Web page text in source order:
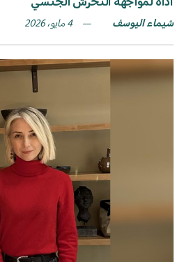
شيماء اليوسف 4 مايو، 2026